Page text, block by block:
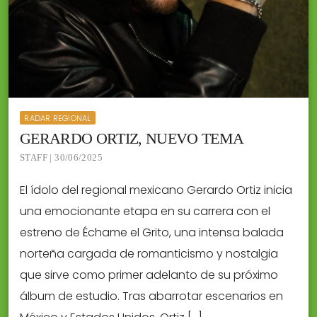
RADAR REGIONAL
GERARDO ORTIZ, NUEVO TEMA
STAFF | 30/06/2025
El ídolo del regional mexicano Gerardo Ortiz inicia
una emocionante etapa en su carrera con el
estreno de Échame el Grito, una intensa balada
norteña cargada de romanticismo y nostalgia
que sirve como primer adelanto de su próximo
álbum de estudio. Tras abarrotar escenarios en